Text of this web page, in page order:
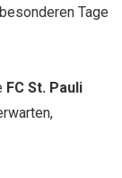
Tage
FC St. Pauli